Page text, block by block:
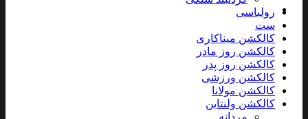
رولباسی
ست
کالکشن میناکاری
کالکشن روز مادر
کالکشن روز پدر
کالکشن ورزشی
کالکشن مولانا
کالکشن ولنتاین
مردانه